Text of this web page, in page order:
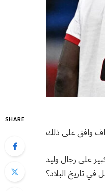
SHARE
على رجال وليد
تاريخ البلاد؟